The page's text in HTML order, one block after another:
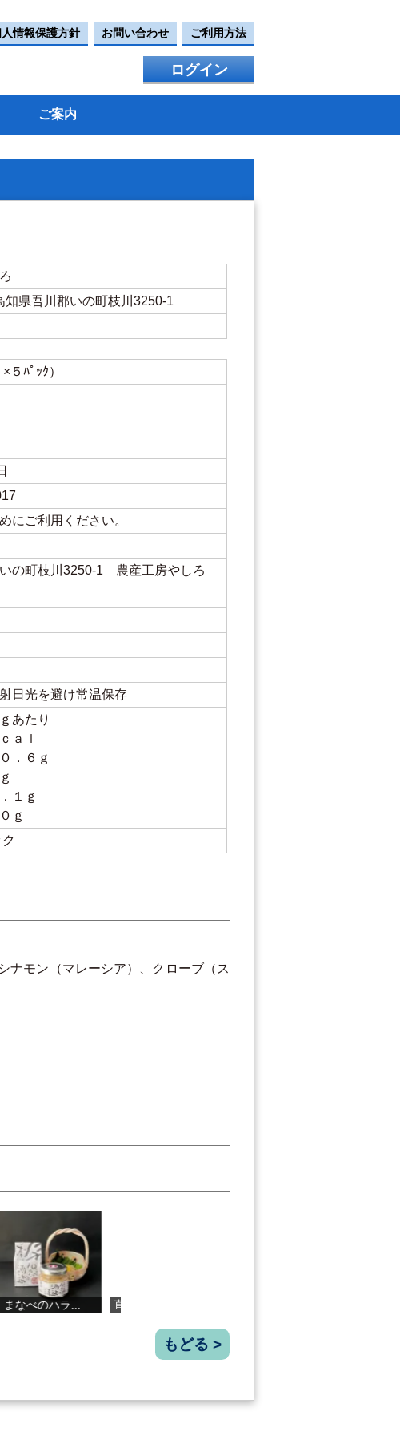
情報保護方針 お問い合わせ ご利用方法
ログイン
ご案内
知県吾川郡いの町枝川3250-1
５ﾊﾟｯｸ）
にご利用ください。
の町枝川3250-1 農産工房やしろ
日光を避け常温保存
あたり
ａｌ
．６ｇ
１ｇ
ｇ
ナモン（マレーシア）、クローブ（ス
直七果汁
もどる >